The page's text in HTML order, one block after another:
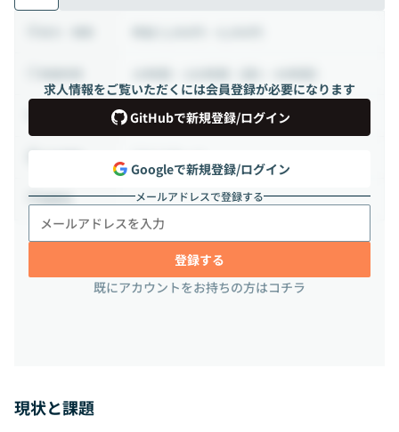
求人情報をご覧いただくには会員登録が必要になります
GitHubで新規登録/ログイン
Googleで新規登録/ログイン
メールアドレスで登録する
登録する
既にアカウントをお持ちの方はコチラ
業務委託から正社員
勤務地 -
現状と課題